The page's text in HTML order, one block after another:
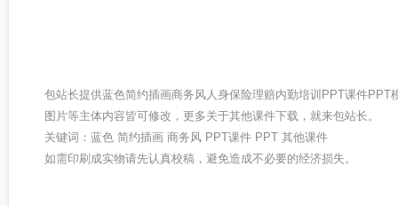
包站长提供蓝色简约插画商务风人身保险理赔内勤培训PPT课件PPT
图片等主体内容皆可修改，更多关于其他课件下载，就来包站长。
关键词：蓝色 简约插画 商务风 PPT课件 PPT 其他课件
如需印刷成实物请先认真校稿，避免造成不必要的经济损失。